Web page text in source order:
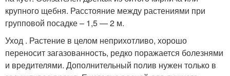
крупного щебня. Расстояние между растениями при
групповой посадке – 1,5 — 2 м.
Уход . Растение в целом неприхотливо, хорошо
переносит загазованность, редко поражается болезнями
и вредителями. Дополнительный полив нужен только в